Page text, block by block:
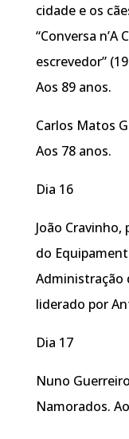
cidade e os
“Conversa n’A
escrevedor”
Aos 89 anos.
Carlos Matos
Aos 78 anos.
Dia 16
João
do
Administração
liderado por
Dia 17
Nuno
Namorados.